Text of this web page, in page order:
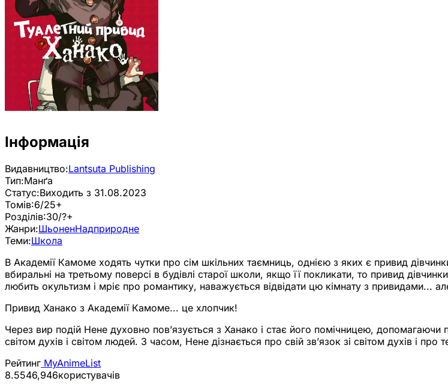
Інформація
Видавництво:Lantsuta Publishing
Тип:Манґа
Статус:Виходить з 31.08.2023
Томів:6/25+
Розділів:30/?+
Жанри:ШьоненНадприродне
Теми:Школа
В Академії Камоме ходять чутки про сім шкільних таємниць, однією з яких є привид
вбиральні на третьому поверсі в будівлі старої школи, якщо її покликати, то привид
любить окультизм і мріє про романтику, наважується відвідати цю кімнату з привидами...
Привид Ханако з Академії Камоме... це хлопчик!
Через вир подій Нене духовно пов’язується з Ханако і стає його помічницею,
світом духів і світом людей. З часом, Нене дізнається про свій зв’язок зі світом духів і
Рейтинг MyAnimeList
8.5546,946користувачів